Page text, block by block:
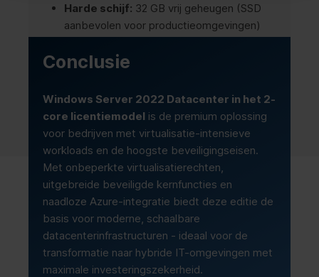
Harde schijf: 32 GB vrij geheugen (SSD
aanbevolen voor productieomgevingen)
Netwerk: Gigabit Ethernet-adapter (10
Conclusie
Windows Server 2022 Datacenter in het 2-
core licentiemodel is de premium oplossing
voor bedrijven met virtualisatie-intensieve
workloads en de hoogste beveiligingseisen.
Met onbeperkte virtualisatierechten,
uitgebreide beveiligde kernfuncties en
naadloze Azure-integratie biedt deze editie de
basis voor moderne, schaalbare
datacenterinfrastructuren - ideaal voor de
transformatie naar hybride IT-omgevingen met
maximale investeringszekerheid.